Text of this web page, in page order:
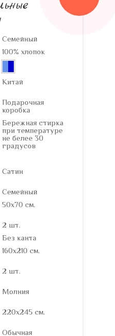
Семейный
100% хлопок
Китай
Подарочная
коробка
Бережная стирка
при температуре
не белее 30
градусов
Сатин
Семейный
50х70 см.
2 шт.
Без канта
160х210 см.
2 шт.
Молния
220х245 см.
Обычная